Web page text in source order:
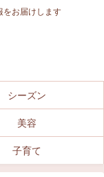
をお届けします
シーズン
美容
子育て